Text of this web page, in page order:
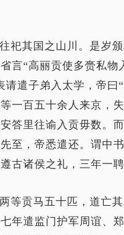
祀其国之山川。是岁
言“高丽贡使多赍私
请遣子弟入太学，帝
一百五十余人来京，
答里往谕入贡毋数。
至，帝悉遣还。谓中
古诸侯之礼，三年一
等贡马五十匹，道亡
年遣监门护军周谊、